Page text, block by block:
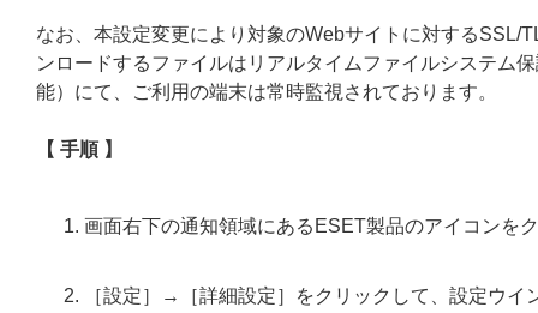
なお、本設定変更により対象のWebサイトに対するSSL/
ンロードするファイルはリアルタイムファイルシステム
能）にて、ご利用の端末は常時監視されております。
【 手順 】
画面右下の通知領域にあるESET製品のアイコンを
［設定］→［詳細設定］をクリックして、設定ウイ